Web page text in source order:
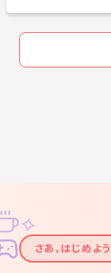
✦
✧
さあ、はじめよう